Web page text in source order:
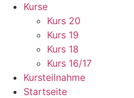
Kurse
Kurs 20
Kurs 19
Kurs 18
Kurs 16/17
Kursteilnahme
Startseite